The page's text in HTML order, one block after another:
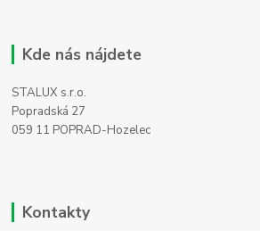
Kde nás nájdete
STALUX s.r.o.
Popradská 27
059 11 POPRAD-Hozelec
Kontakty